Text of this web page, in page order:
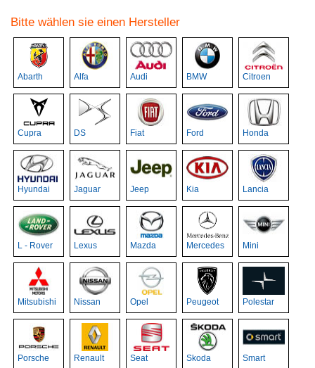
Bitte wählen sie einen Hersteller
Abarth Alfa Audi BMW Citroen
Cupra DS Fiat Ford Honda
Hyundai Jaguar Jeep Kia Lancia
L - Rover Lexus Mazda Mercedes Mini
Mitsubishi Nissan Opel Peugeot Polestar
Porsche Renault Seat Skoda Smart